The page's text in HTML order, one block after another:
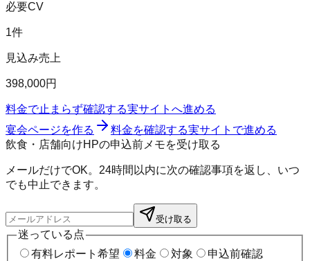
必要CV
1件
見込み売上
398,000円
料金で止まらず確認する実サイトへ進める
宴会ページを作る
料金を確認する実サイトで進める
飲食・店舗向けHPの申込前メモを受け取る
メールだけでOK。24時間以内に次の確認事項を返し、いつ
でも中止できます。
受け取る
迷っている点
有料レポート希望
料金 対象 申込前確認